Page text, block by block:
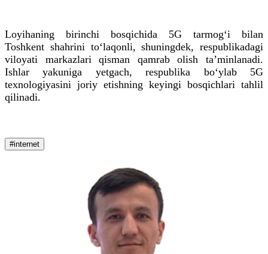
Loyihaning birinchi bosqichida 5G tarmog‘i bilan
Toshkent shahrini to‘laqonli, shuningdek, respublikadagi
viloyati markazlari qisman qamrab olish taʼminlanadi.
Ishlar yakuniga yetgach, respublika bo‘ylab 5G
texnologiyasini joriy etishning keyingi bosqichlari tahlil
qilinadi.
#internet